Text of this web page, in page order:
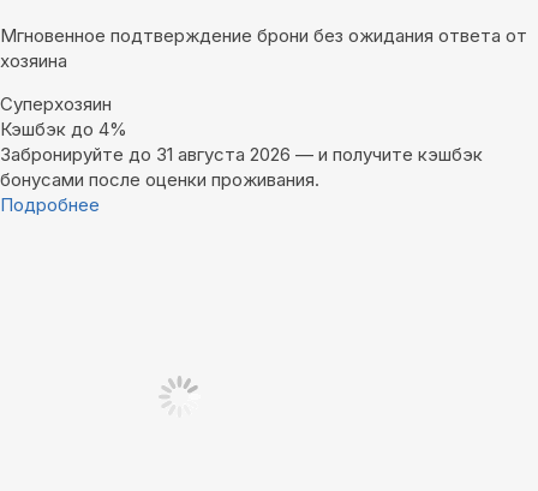
Мгновенное подтверждение брони без ожидания ответа от
хозяина
Суперхозяин
Кэшбэк до 4%
Забронируйте до 31 августа 2026 — и получите кэшбэк
бонусами после оценки проживания.
Подробнее